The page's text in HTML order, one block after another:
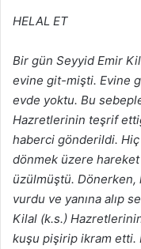
HELAL ET
Bir gün Seyyid Emir
evine git-mişti. Evine
evde yoktu. Bu
Hazretlerinin teşrif
haberci gönderildi. Hiç
dönmek üzere hareket
üzülmüştü. Dönerken,
vurdu ve yanına alıp
Kilal (k.s.)
kuşu pişirip ikram etti.